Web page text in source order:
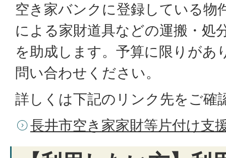
空き家バンクに登録している物
による家財道具などの運搬・処
を助成します。予算に限りがあ
問い合わせください。
詳しくは下記のリンク先をご確
長井市空き家家財等片付け支